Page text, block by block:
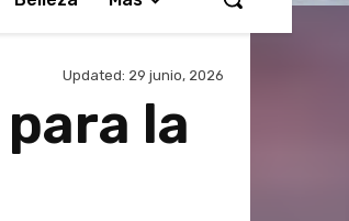
Updated: 29 junio, 2026
la